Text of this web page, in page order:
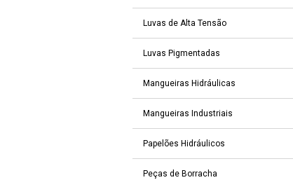
Luvas de Alta Tensão
Luvas Pigmentadas
Mangueiras Hidráulicas
Mangueiras Industriais
Papelões Hidráulicos
Peças de Borracha